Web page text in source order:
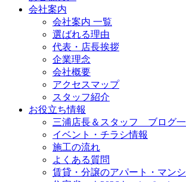
会社案内
会社案内 一覧
選ばれる理由
代表・店長挨拶
企業理念
会社概要
アクセスマップ
スタッフ紹介
お役立ち情報
三浦店長＆スタッフ ブログ
イベント・チラシ情報
施工の流れ
よくある質問
賃貸・分譲のアパート・マン